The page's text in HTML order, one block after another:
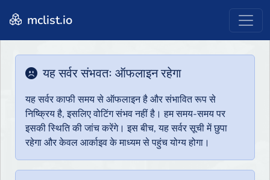
mclist.io
यह सर्वर संभवतः ऑफलाइन रहेगा
यह सर्वर काफी समय से ऑफलाइन है और संभावित रूप से
निष्क्रिय है, इसलिए वोटिंग संभव नहीं है। हम समय-समय पर
इसकी स्थिति की जांच करेंगे। इस बीच, यह सर्वर सूची में छुपा
रहेगा और केवल आर्काइव के माध्यम से पहुंच योग्य होगा।